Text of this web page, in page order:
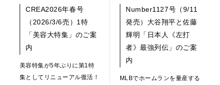
CREA2026年春号
（2026/3/6売）1特
「美容大特集」のご案
内
美容特集が5年ぶりに第1特
集としてリニューアル復活！
Number1127号（9/11
発売）大谷翔平と佐藤
輝明「日本人《左打
者》最強列伝」のご案
内
MLBでホームランを量産する